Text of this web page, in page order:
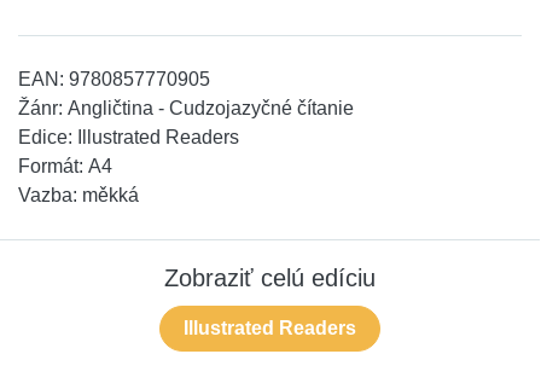
EAN: 9780857770905
Žánr: Angličtina - Cudzojazyčné čítanie
Edice:
Illustrated Readers
Formát: A4
Vazba: měkká
Zobraziť celú edíciu
Illustrated Readers